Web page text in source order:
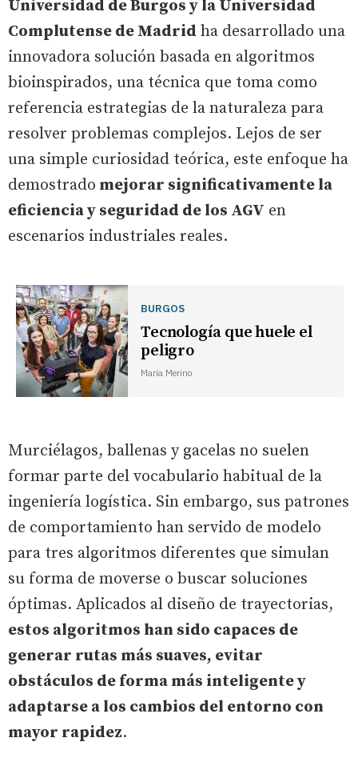
Universidad de Burgos y la Universidad
Complutense de Madrid ha desarrollado una
innovadora solución basada en algoritmos
bioinspirados, una técnica que toma como
referencia estrategias de la naturaleza para
resolver problemas complejos. Lejos de ser
una simple curiosidad teórica, este enfoque ha
demostrado mejorar significativamente la
eficiencia y seguridad de los AGV en
escenarios industriales reales.
BURGOS
Tecnología que huele el
peligro
María Merino
Murciélagos, ballenas y gacelas no suelen
formar parte del vocabulario habitual de la
ingeniería logística. Sin embargo, sus patrones
de comportamiento han servido de modelo
para tres algoritmos diferentes que simulan
su forma de moverse o buscar soluciones
óptimas. Aplicados al diseño de trayectorias,
estos algoritmos han sido capaces de
generar rutas más suaves, evitar
obstáculos de forma más inteligente y
adaptarse a los cambios del entorno con
mayor rapidez.